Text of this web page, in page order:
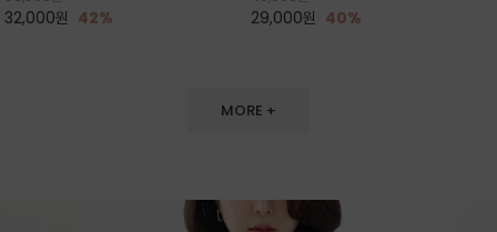
32,000원 42% 29,000원 40%
MORE +